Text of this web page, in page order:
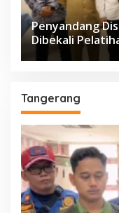
Penyandang
Dibekali
Tangerang